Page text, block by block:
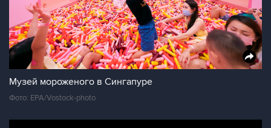
Музей мороженого в Сингапуре
Фото: EPA/Vostock-photo